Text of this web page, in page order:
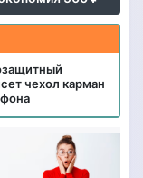
чехол карман